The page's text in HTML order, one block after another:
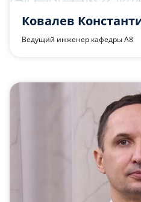
Ковалев
Ведущий инженер кафедры А8